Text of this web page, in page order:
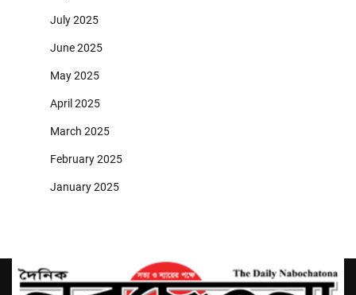
July 2025
June 2025
May 2025
April 2025
March 2025
February 2025
January 2025